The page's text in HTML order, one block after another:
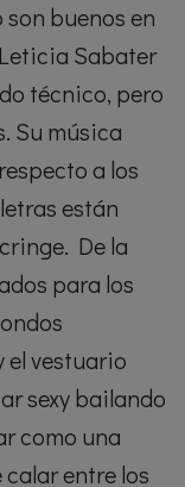
buenos en
Sabater
técnico, pero
Su música
a los
están
De la
para los
el vestuario
sexy bailando
como una
entre los